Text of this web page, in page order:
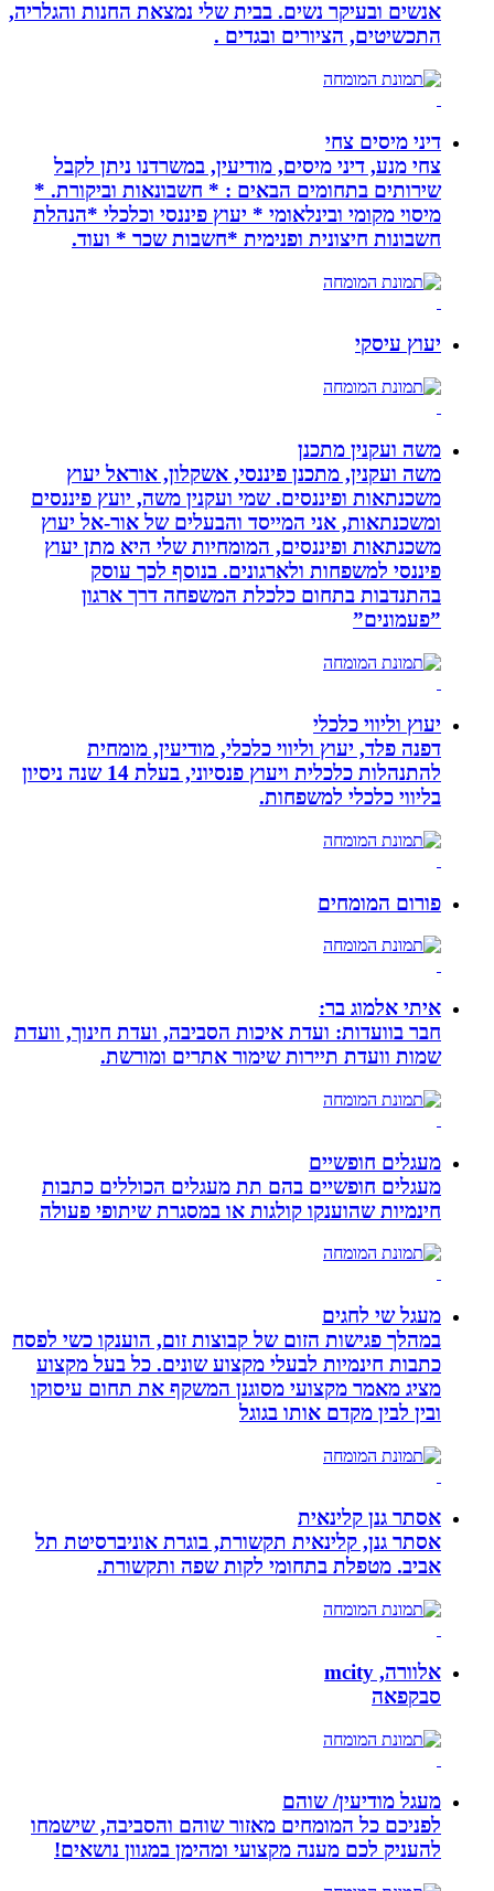
אנשים ובעיקר נשים. בבית שלי נמצאת החנות והגלריה,
התכשיטים, הציורים ובגדים .
דיני מיסים צחי
צחי מנע, דיני מיסים, מודיעין, במשרדנו ניתן לקבל
שירותים בתחומים הבאים : * חשבונאות וביקורת. *
מיסוי מקומי ובינלאומי * יעוץ פיננסי וכלכלי *הנהלת
חשבונות חיצונית ופנימית *חשבות שכר * ועוד.
יעוץ עיסקי
משה ועקנין מתכנן
משה ועקנין, מתכנן פיננסי, אשקלון, אוראל יעוץ
משכנתאות ופיננסים. שמי ועקנין משה, יועץ פיננסים
ומשכנתאות, אני המייסד והבעלים של אור-אל יעוץ
משכנתאות ופיננסים, המומחיות שלי היא מתן יעוץ
פיננסי למשפחות ולארגונים. בנוסף לכך עוסק
בהתנדבות בתחום כלכלת המשפחה דרך ארגון
”פעמונים”
יעוץ וליווי כלכלי
דפנה פלד, יעוץ וליווי כלכלי, מודיעין, מומחית
להתנהלות כלכלית ויעוץ פנסיוני, בעלת 14 שנה ניסיון
בליווי כלכלי למשפחות.
פורום המומחים
איתי אלמוג בר:
חבר בוועדות: ועדת איכות הסביבה, ועדת חינוך, וועדת
שמות וועדת תיירות שימור אתרים ומורשת.
מעגלים חופשיים
מעגלים חופשיים בהם תת מעגלים הכוללים כתבות
חינמיות שהוענקו קולגות או במסגרת שיתופי פעולה
מעגל שי לחגים
במהלך פגישות הזום של קבוצות זום, הוענקו כשי לפסח
כתבות חינמיות לבעלי מקצוע שונים. כל בעל מקצוע
מציג מאמר מקצועי מסוגנן המשקף את תחום עיסוקו
ובין לבין מקדם אותו בגוגל
אסתר גנן קלינאית
אסתר גנן, קלינאית תקשורת, בוגרת אוניברסיטת תל
אביב. מטפלת בתחומי לקות שפה ותקשורת.
אלוורה, mcity
סבקפאה
מעגל מודיעין/ שוהם
לפניכם כל המומחים מאזור שוהם והסביבה, שישמחו
להעניק לכם מענה מקצועי ומהימן במגוון נושאים!